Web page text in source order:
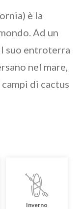
è la
Ad un
suo entroterra
nel mare,
di cactus
Inverno